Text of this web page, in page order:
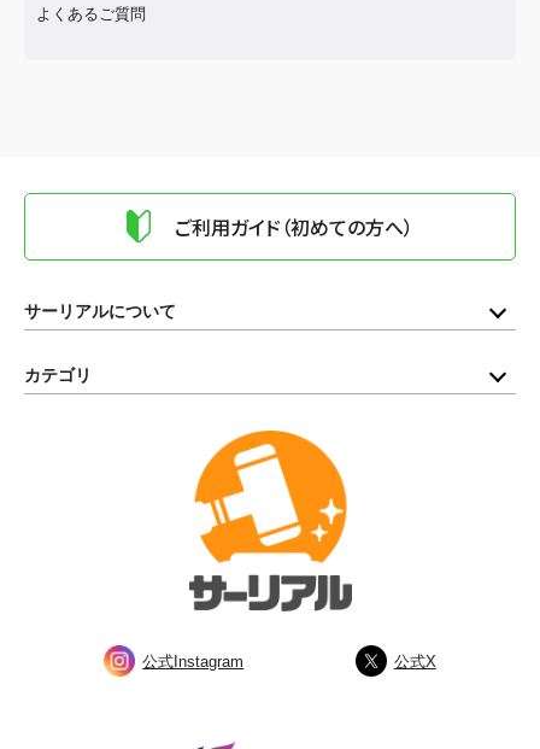
よくあるご質問
公式Instagram 公式X
ご利用ガイド（初めての方へ）
サーリアルについて
カテゴリ